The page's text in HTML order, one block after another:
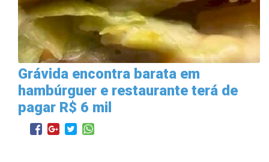
Grávida encontra barata em
hambúrguer e restaurante terá de
pagar R$ 6 mil